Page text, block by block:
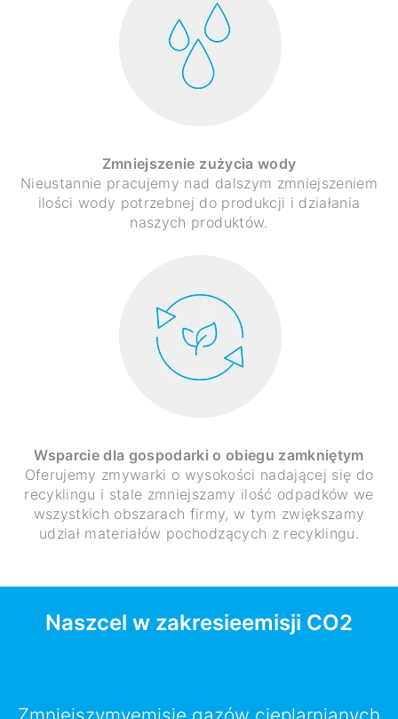
Zmniejszenie zużycia wody
Nieustannie pracujemy nad dalszym zmniejszeniem
ilości wody potrzebnej do produkcji i działania
naszych produktów.
Wsparcie dla gospodarki o obiegu zamkniętym
Oferujemy zmywarki o wysokości nadającej się do
recyklingu i stale zmniejszamy ilość odpadków we
wszystkich obszarach firmy, w tym zwiększamy
udział materiałów pochodzących z recyklingu.
Naszcel w zakresieemisji CO2